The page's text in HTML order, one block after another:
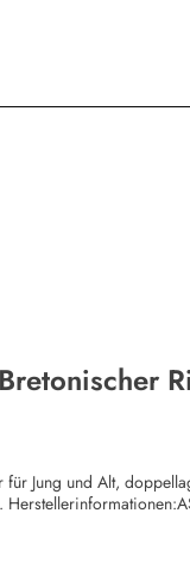
Bretonischer
Jung und Alt,